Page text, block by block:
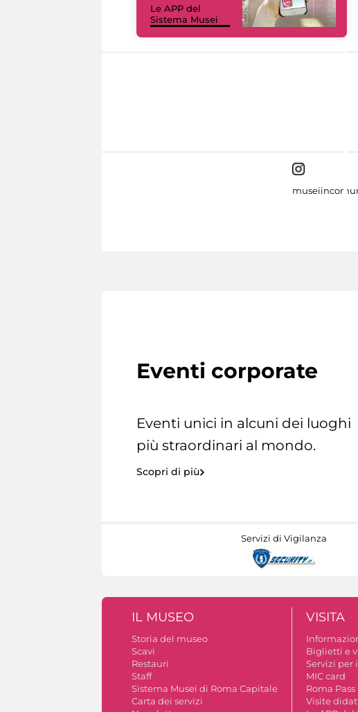
Le APP del
Sistema Musei
Eventi corporate
Eventi unici in alcuni dei luoghi
più straordinari al mondo.
Scopri di più
Servizi di Vigilanza
IL MUSEO
Storia del museo
Scavi
Restauri
Staff
Sistema Musei di Roma Capitale
Carta dei servizi
VISITA
Biglietti e
Servizi per
MIC card
Roma Pass
Visite